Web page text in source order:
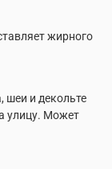
жирного
шеи и декольте
улицу. Может